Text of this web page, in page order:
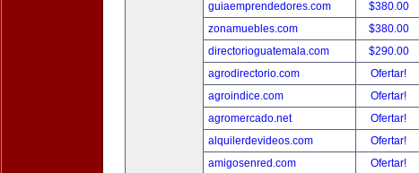
guiaemprendedores.com
$380.00
zonamuebles.com
$380.00
directorioguatemala.com
$290.00
agrodirectorio.com
Ofertar!
agroindice.com
Ofertar!
agromercado.net
Ofertar!
alquilerdevideos.com
Ofertar!
amigosenred.com
Ofertar!